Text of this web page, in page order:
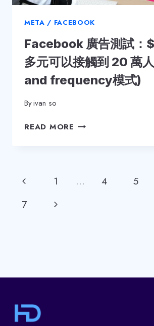
帖
文
POST)」
嗎？
META / FACEBOOK
Facebook 廣告測試
多元可以接觸到 20 萬
and frequency模式)
Byivan so
READ MORE FACEBOOK
$2,000
Page
navigation
Previous
Page
1 … 4 5
7
Next